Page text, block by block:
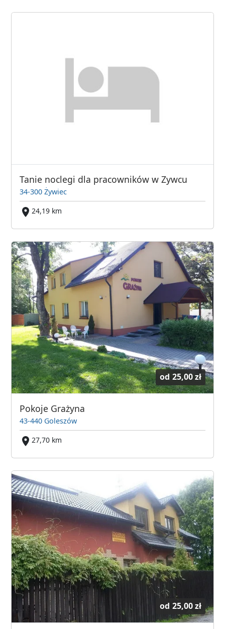
Tanie noclegi dla pracowników w Zywcu
34-300 Żywiec
24,19 km
od 25,00 zł
Pokoje Grażyna
43-440 Goleszów
27,70 km
od 25,00 zł